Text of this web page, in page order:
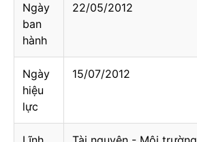
Ngày
ban
hành
22/05/2012
Ngày
hiệu
lực
15/07/2012